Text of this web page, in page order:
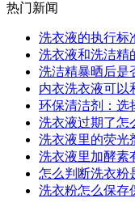
热门新闻
洗衣液的执行标
洗衣液和洗洁精
洗洁精暴晒后是
内衣洗衣液可以
环保清洁剂：选
洗衣液过期了怎
洗衣液里的荧光
洗衣液里加酵素
怎么判断洗衣粉
洗衣粉怎么保存